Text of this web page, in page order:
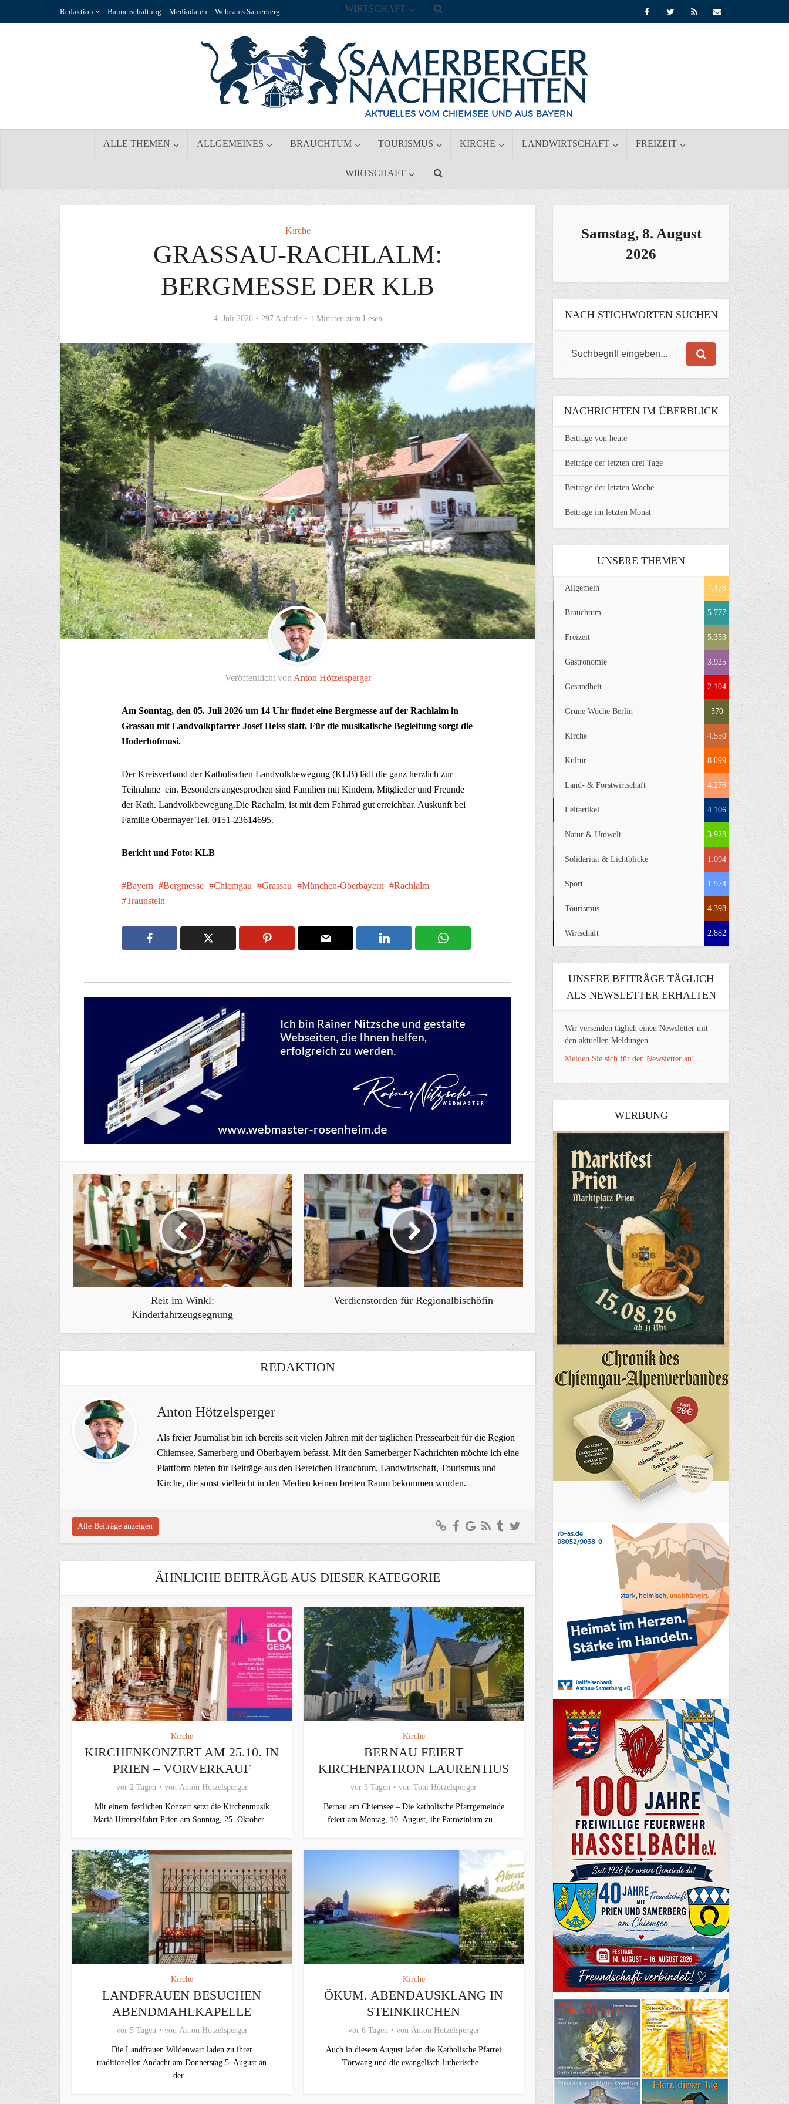
Redaktion Bannerschaltung Mediadaten Webcams Samerberg
ALLE THEMEN ALLGEMEINES BRAUCHTUM TOURISMUS KIRCHE LANDWIRTSCHAFT FREIZEIT
WIRTSCHAFT
WIRTSCHAFT
Kirche
GRASSAU-RACHLALM:
BERGMESSE DER KLB
4. Juli 2026 297 Aufrufe 1 Minuten zum Lesen
Veröffentlicht von Anton Hötzelsperger
Am Sonntag, den 05. Juli 2026 um 14 Uhr findet eine Bergmesse auf der Rachlalm in
Grassau mit Landvolkpfarrer Josef Heiss statt. Für die musikalische Begleitung sorgt die
Hoderhofmusi.
Der Kreisverband der Katholischen Landvolkbewegung (KLB) lädt die ganz herzlich zur
Teilnahme ein. Besonders angesprochen sind Familien mit Kindern, Mitglieder und Freunde
der Kath. Landvolkbewegung.Die Rachalm, ist mit dem Fahrrad gut erreichbar. Auskunft bei
Familie Obermayer Tel. 0151-23614695.
Bericht und Foto: KLB
Bayern Bergmesse Chiemgau Grassau München-Oberbayern
Rachlalm
Traunstein
Reit im Winkl:
Kinderfahrzeugsegnung
Verdienstorden für Regionalbischöfin
REDAKTION
Anton Hötzelsperger
Als freier Journalist bin ich bereits seit vielen Jahren mit der täglichen Pressearbeit für die Region
Chiemsee, Samerberg und Oberbayern befasst. Mit den Samerberger Nachrichten möchte ich eine
Plattform bieten für Beiträge aus den Bereichen Brauchtum, Landwirtschaft, Tourismus und
Kirche, die sonst vielleicht in den Medien keinen breiten Raum bekommen würden.
Alle Beiträge anzeigen
ÄHNLICHE BEITRÄGE AUS DIESER KATEGORIE
Kirche
KIRCHENKONZERT AM 25.10. IN
PRIEN – VORVERKAUF
vor 2 Tagen von Anton Hötzelsperger
Mit einem festlichen Konzert setzt die Kirchenmusik
Mariä Himmelfahrt Prien am Sonntag, 25. Oktober...
Kirche
BERNAU FEIERT
KIRCHENPATRON LAURENTIUS
vor 3 Tagen von Toni Hötzelsperger
Bernau am Chiemsee – Die katholische Pfarrgemeinde
feiert am Montag, 10. August, ihr Patrozinium zu...
Kirche
LANDFRAUEN BESUCHEN
ABENDMAHLKAPELLE
vor 5 Tagen von Anton Hötzelsperger
Die Landfrauen Wildenwart laden zu ihrer
traditionellen Andacht am Donnerstag 5. August an
der...
Kirche
ÖKUM. ABENDAUSKLANG IN
STEINKIRCHEN
vor 6 Tagen von Anton Hötzelsperger
Auch in diesem August laden die Katholische Pfarrei
Törwang und die evangelisch‑lutherische...
Samstag, 8. August
2026
NACH STICHWORTEN SUCHEN
NACHRICHTEN IM ÜBERBLICK
Beiträge von heute
Beiträge der letzten drei Tage
Beiträge der letzten Woche
Beiträge im letzten Monat
UNSERE THEMEN
Allgemein 7.478
Brauchtum 5.777
Freizeit 5.353
Gastronomie 3.925
Gesundheit 2.104
Grüne Woche Berlin 570
Kirche 4.550
Kultur 8.099
Land- & Forstwirtschaft 4.276
Leitartikel 4.106
Natur & Umwelt 3.928
Solidarität & Lichtblicke 1.094
Sport 1.974
Tourismus 4.398
Wirtschaft 2.882
UNSERE BEITRÄGE TÄGLICH
ALS NEWSLETTER ERHALTEN
Wir versenden täglich einen Newsletter mit
den aktuellen Meldungen.
Melden Sie sich für den Newsletter an!
WERBUNG